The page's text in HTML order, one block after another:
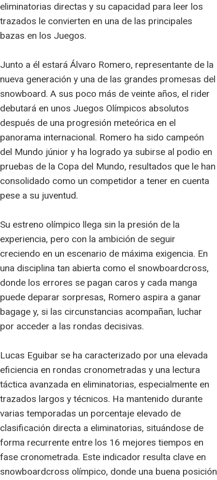
eliminatorias directas y su capacidad para leer los
trazados le convierten en una de las principales
bazas en los Juegos.
Junto a él estará Álvaro Romero, representante de la
nueva generación y una de las grandes promesas del
snowboard. A sus poco más de veinte años, el rider
debutará en unos Juegos Olímpicos absolutos
después de una progresión meteórica en el
panorama internacional. Romero ha sido campeón
del Mundo júnior y ha logrado ya subirse al podio en
pruebas de la Copa del Mundo, resultados que le han
consolidado como un competidor a tener en cuenta
pese a su juventud.
Su estreno olímpico llega sin la presión de la
experiencia, pero con la ambición de seguir
creciendo en un escenario de máxima exigencia. En
una disciplina tan abierta como el snowboardcross,
donde los errores se pagan caros y cada manga
puede deparar sorpresas, Romero aspira a ganar
bagage y, si las circunstancias acompañan, luchar
por acceder a las rondas decisivas.
Lucas Eguibar se ha caracterizado por una elevada
eficiencia en rondas cronometradas y una lectura
táctica avanzada en eliminatorias, especialmente en
trazados largos y técnicos. Ha mantenido durante
varias temporadas un porcentaje elevado de
clasificación directa a eliminatorias, situándose de
forma recurrente entre los 16 mejores tiempos en
fase cronometrada. Este indicador resulta clave en
snowboardcross olímpico, donde una buena posición